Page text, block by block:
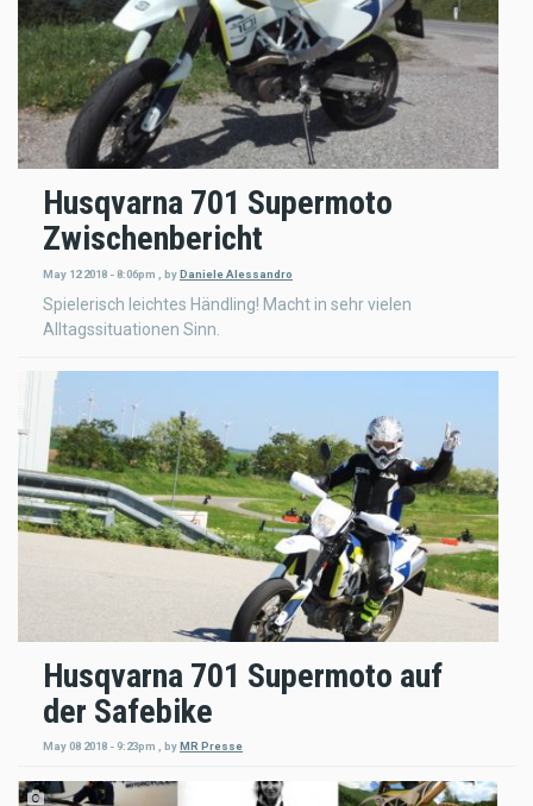
Husqvarna 701 Supermoto
Zwischenbericht
May 12 2018 - 8:06pm byDaniele Alessandro
Spielerisch leichtes Händling! Macht in sehr vielen
Alltagssituationen Sinn.
Husqvarna 701 Supermoto auf
der Safebike
May 08 2018 - 9:23pm byMR Presse